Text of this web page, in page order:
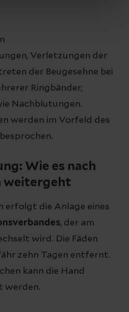
Verletzungen der
der Beugesehne bei
Ringbänder,
Nachblutungen.
werden im Vorfeld des
Wie es nach
weitergeht
erfolgt die Anlage eines
, der am
wird. Die Fäden
zehn Tagen entfernt.
kann die Hand
werden.